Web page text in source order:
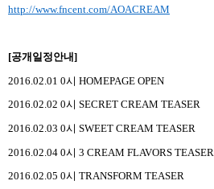
http://www.fncent.com/AOACREAM
[공개일정안내]
2016.02.01 0시 HOMEPAGE OPEN
2016.02.02 0시 SECRET CREAM TEASER
2016.02.03 0시 SWEET CREAM TEASER
2016.02.04 0시 3 CREAM FLAVORS TEASER
2016.02.05 0시 TRANSFORM TEASER